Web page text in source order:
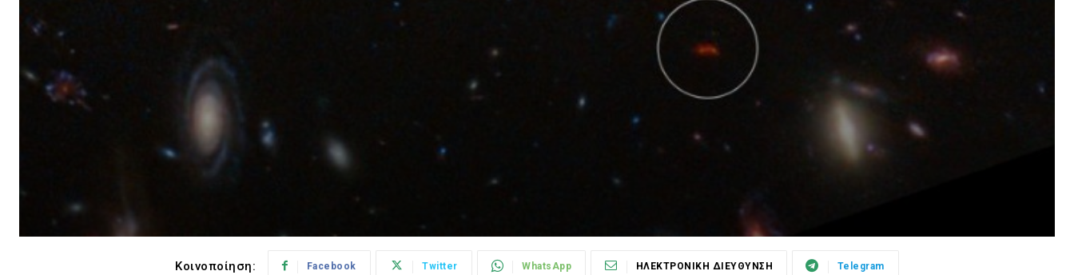
Κοινοποίηση: Facebook Twitter WhatsApp ΗΛΕΚΤΡΟΝΙΚΗ ΔΙΕΥΘΥΝΣΗ Telegram